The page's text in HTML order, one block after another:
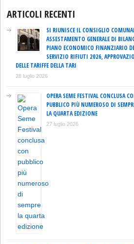
ARTICOLI RECENTI
SI RIUNISCE IL CONSIGLIO
ASSESTAMENTO GENERALE DI
PIANO ECONOMICO FINANZIARIO
SERVIZIO RIFIUTI 2026,
DELLE TARIFFE DELLA TARI
28 luglio 2026
OPERA SEME FESTIVAL CONCLUSA
PUBBLICO PIÙ NUMEROSO DI
LA QUARTA EDIZIONE
27 luglio 2026